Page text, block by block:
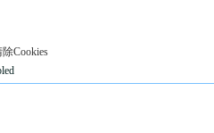
除Cookies